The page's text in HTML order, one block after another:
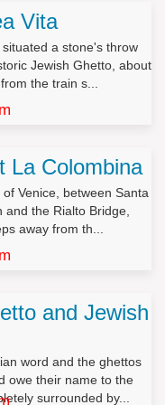
dell’esistenza
anche se non
in forma intelligibile.
dei responsabili e del
5, comma 2;
ai quali i dati
che possono venirne a
designato nel territorio
quando vi ha
forma anonima o il
compresi quelli di
relazione agli scopi
Vita
a stone's throw
Jewish Ghetto, about
the train s...
La Colombina
Venice, between Santa
and the Rialto Bridge,
away from th...
and Jewish
word and the ghettos
owe their name to the
surrounded by...